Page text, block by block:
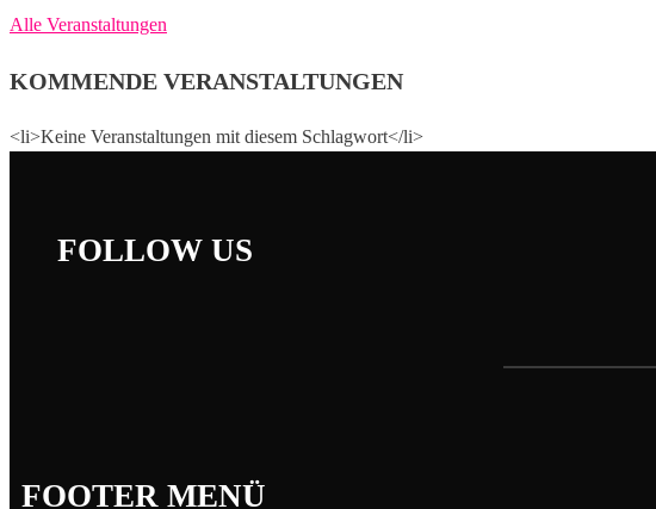
Alle Veranstaltungen
KOMMENDE VERANSTALTUNGEN
<li>Keine Veranstaltungen mit diesem Schlagwort</li>
FOLLOW US
FOOTER MENÜ